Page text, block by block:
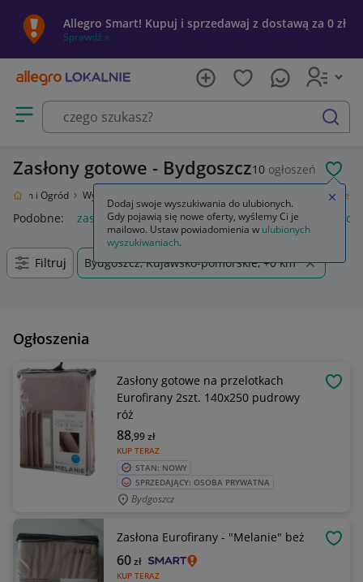
Allegro Smart! Kupuj i sprzedawaj z dostawą za 0 zł
Sprawdź »
Otwórz menu z kategoriami
szukaj
Zasłony gotowe - Bydgoszcz10 ogłoszeń
Dom i Ogród Wyposażenie Zasłony gotowe
Podobne: zasłony gotowe zasłony gotowe na taśmie
Filtruj Bydgoszcz, Kujawsko-pomorskie, +0 km
Ogłoszenia
Zasłony gotowe na przelotkach
Eurofirany 2szt. 140x250 pudrowy
róż
KUP TERAZ
88,99zł
STAN: NOWY
SPRZEDAJĄCY: OSOBA PRYWATNA
Bydgoszcz
Zasłona Eurofirany - "Melanie" beż
KUP TERAZ
60zł
Dodaj swoje wyszukiwania do ulubionych.
Gdy pojawią się nowe oferty, wyślemy Ci je
mailowo. Ustaw powiadomienia w ulubionych
wyszukiwaniach.